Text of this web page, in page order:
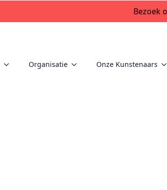
Bezoek
Organisatie Onze Kunstenaars